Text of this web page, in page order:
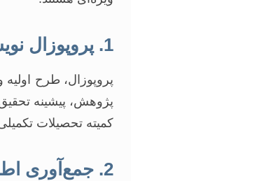
1. پروپوزال نویسی: نقشه راه پژوهش
پروپوزال، طرح
پژوهش، پیشینه
کمیته تحصیلات
2. جمع‌آوری اطلاعات و منابع